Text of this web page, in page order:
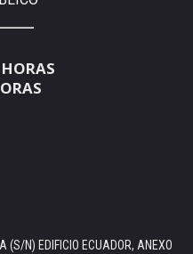
(S/N) EDIFICIO ECUADOR, ANEXO